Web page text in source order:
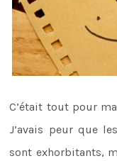
C’était tout pour
J’avais peur que
sont exhorbitants,